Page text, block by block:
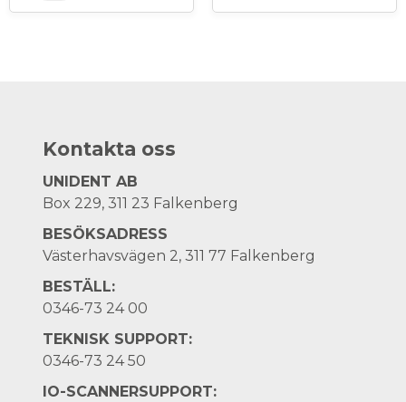
Kontakta oss
UNIDENT AB
Box 229, 311 23 Falkenberg
BESÖKSADRESS
Västerhavsvägen 2, 311 77 Falkenberg
BESTÄLL:
0346-73 24 00
TEKNISK SUPPORT:
0346-73 24 50
IO-SCANNERSUPPORT: